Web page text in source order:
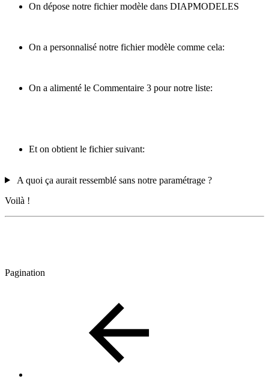
On dépose notre fichier modèle dans DIAPMODELES
On a personnalisé notre fichier modèle comme cela:
On a alimenté le Commentaire 3 pour notre liste:
Et on obtient le fichier suivant:
A quoi ça aurait ressemblé sans notre paramétrage ?
Voilà !
Pagination